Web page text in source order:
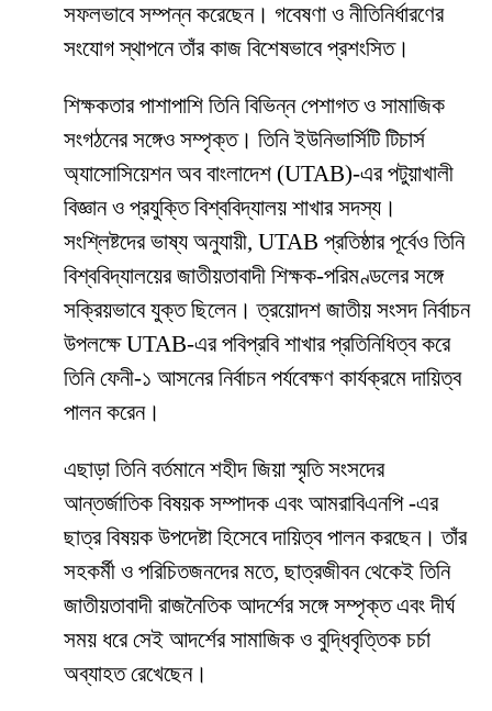
সফলভাবে সম্পন্ন করেছেন। গবেষণা ও নীতিনির্ধারণের
সংযোগ স্থাপনে তাঁর কাজ বিশেষভাবে প্রশংসিত।
শিক্ষকতার পাশাপাশি তিনি বিভিন্ন পেশাগত ও সামাজিক
সংগঠনের সঙ্গেও সম্পৃক্ত। তিনি ইউনিভার্সিটি টিচার্স
অ্যাসোসিয়েশন অব বাংলাদেশ (UTAB)-এর পটুয়াখালী
বিজ্ঞান ও প্রযুক্তি বিশ্ববিদ্যালয় শাখার সদস্য।
সংশ্লিষ্টদের ভাষ্য অনুযায়ী, UTAB প্রতিষ্ঠার পূর্বেও তিনি
বিশ্ববিদ্যালয়ের জাতীয়তাবাদী শিক্ষক-পরিমণ্ডলের সঙ্গে
সক্রিয়ভাবে যুক্ত ছিলেন। ত্রয়োদশ জাতীয় সংসদ নির্বাচন
উপলক্ষে UTAB-এর পবিপ্রবি শাখার প্রতিনিধিত্ব করে
তিনি ফেনী-১ আসনের নির্বাচন পর্যবেক্ষণ কার্যক্রমে দায়িত্ব
পালন করেন।
এছাড়া তিনি বর্তমানে শহীদ জিয়া স্মৃতি সংসদের
আন্তর্জাতিক বিষয়ক সম্পাদক এবং আমরাবিএনপি -এর
ছাত্র বিষয়ক উপদেষ্টা হিসেবে দায়িত্ব পালন করছেন। তাঁর
সহকর্মী ও পরিচিতজনদের মতে, ছাত্রজীবন থেকেই তিনি
জাতীয়তাবাদী রাজনৈতিক আদর্শের সঙ্গে সম্পৃক্ত এবং দীর্ঘ
সময় ধরে সেই আদর্শের সামাজিক ও বুদ্ধিবৃত্তিক চর্চা
অব্যাহত রেখেছেন।